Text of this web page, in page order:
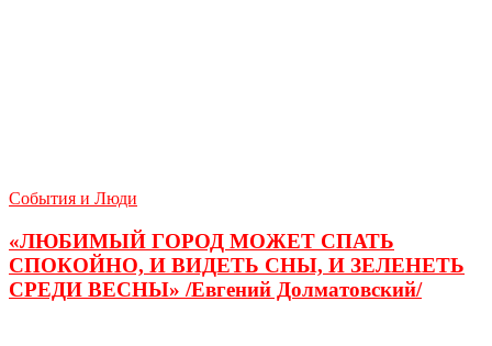
События и Люди
«ЛЮБИМЫЙ ГОРОД МОЖЕТ СПАТЬ
СПОКОЙНО, И ВИДЕТЬ СНЫ, И ЗЕЛЕНЕТЬ
СРЕДИ ВЕСНЫ» /Евгений Долматовский/